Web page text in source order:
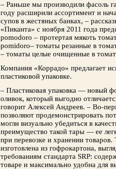
– Раньше мы производили фасоль
году расширили ассортимент и
супов в жестяных банках, –
«Пиканта» с ноября 2011 года
pomodoro – протертая мякоть
pomidoro– томаты резанные в
– томаты целые очищенные в
Компания «Коррадо» предлагает
пласти­ковой упаковке.
– Пластиковая упаковка — новый
оливок, который выгодно
говорит Алек­сей Андреев. – Во-
позволяют проде­монстрировать
могли визуально убе­диться в
преимущество такой тары — ее
при перевозке и хранении товаров.
изготовлена из гофрокартона,
требованиям стандарта SRP:
товаре и максимально удобна для